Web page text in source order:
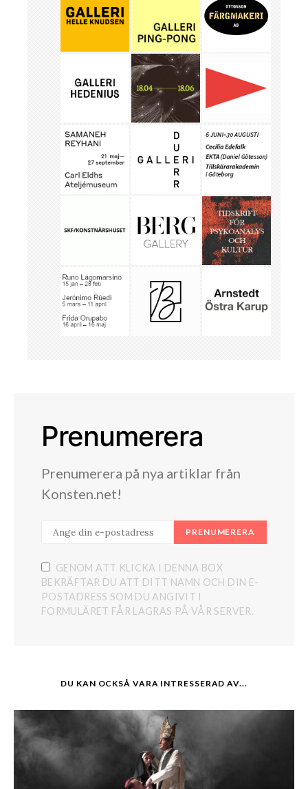
Prenumerera
Prenumerera på nya artiklar från
Konsten.net!
PRENUMERERA
GENOM ATT KLICKA I DENNA BOX
BEKRÄFTAR DU ATT DITT NAMN OCH DIN E-
POSTADRESS SOM DU ANGIVIT I
FORMULÄRET FÅR LAGRAS PÅ VÅR SERVER.
DU KAN OCKSÅ VARA INTRESSERAD AV...